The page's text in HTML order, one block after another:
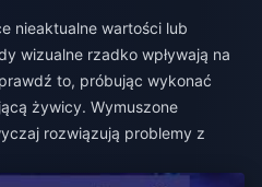
nieaktualne wartości lub
wizualne rzadko wpływają na
to, próbując wykonać
żywicy. Wymuszone
rozwiązują problemy z